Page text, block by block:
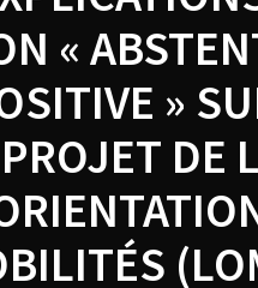
«
»
PROJET DE